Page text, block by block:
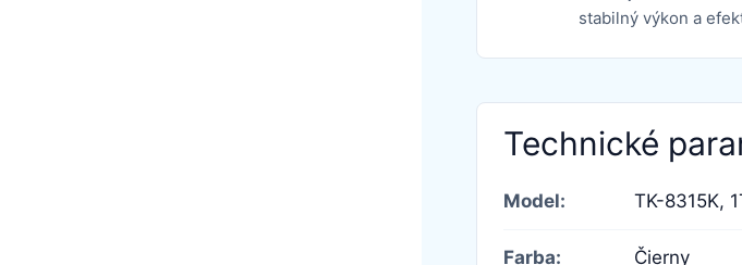
stabilný výkon a
Technické
Model: TK-8315K,
Farba: Čierny